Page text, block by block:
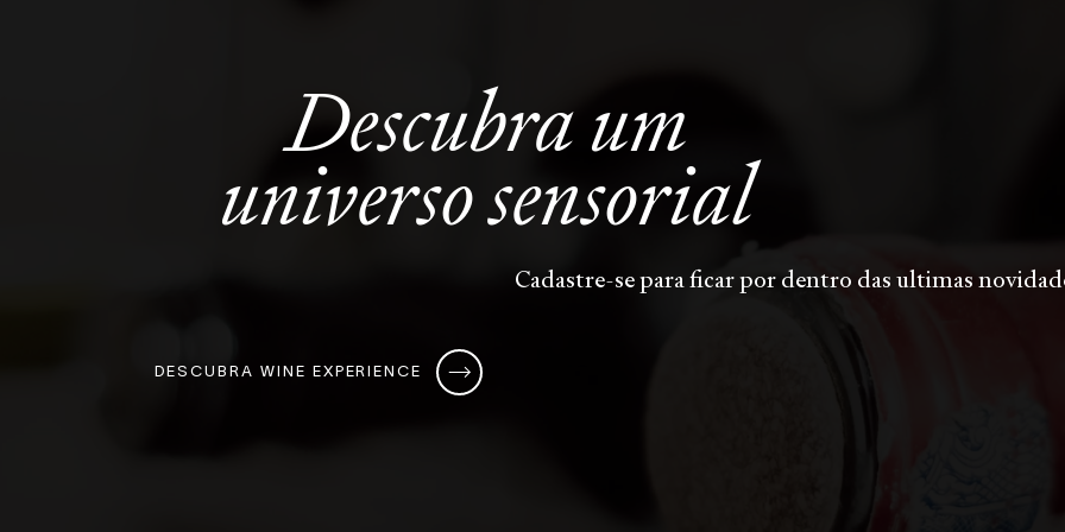
Descubra um
universosensorial
Cadastre-se para ficar por dentro das ultimas
DESCUBRA WINE EXPERIENCE